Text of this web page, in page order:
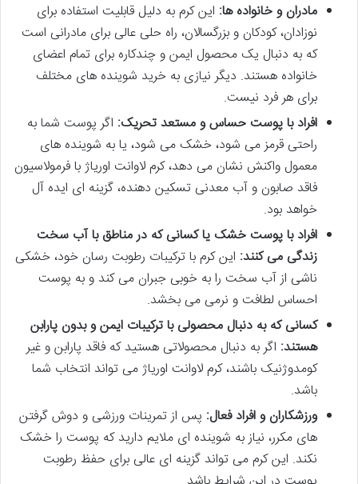
مادران و خانواده ها: این کرم به دلیل قابلیت استفاده برای
نوزادان، کودکان و بزرگسالان، راه حلی عالی برای مادرانی است
که به دنبال یک محصول ایمن و چندکاره برای تمام اعضای
خانواده هستند. دیگر نیازی به خرید شوینده های مختلف
برای هر فرد نیست.
افراد با پوست حساس و مستعد تحریک: اگر پوست شما به
راحتی قرمز می شود، خشک می شود، یا به شوینده های
معمول واکنش نشان می دهد، کرم لاوانت اوریاژ با فرمولاسیون
فاقد صابون و آب معدنی تسکین دهنده، گزینه ای ایده آل
خواهد بود.
افراد با پوست خشک یا کسانی که در مناطق با آب سخت
زندگی می کنند: این کرم با ترکیبات رطوبت رسان خود، خشکی
ناشی از آب سخت را به خوبی جبران می کند و به پوست
احساس لطافت و نرمی می بخشد.
کسانی که به دنبال محصولی با ترکیبات ایمن و بدون پارابن
هستند: اگر به دنبال محصولاتی هستید که فاقد پارابن و غیر
کومدوژنیک باشند، کرم لاوانت اوریاژ می تواند انتخاب شما
باشد.
ورزشکاران و افراد فعال: پس از تمرینات ورزشی و دوش گرفتن
های مکرر، نیاز به شوینده ای ملایم دارید که پوست را خشک
نکند. این کرم می تواند گزینه ای عالی برای حفظ رطوبت